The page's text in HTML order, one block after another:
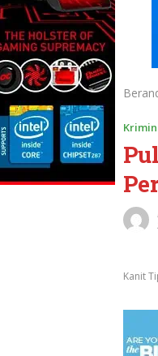
Kanit